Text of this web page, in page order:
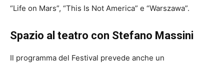
“Life on Mars”, “This Is Not America” e “Warszawa”.
Spazio al teatro con Stefano Massini
Il programma del Festival prevede anche un